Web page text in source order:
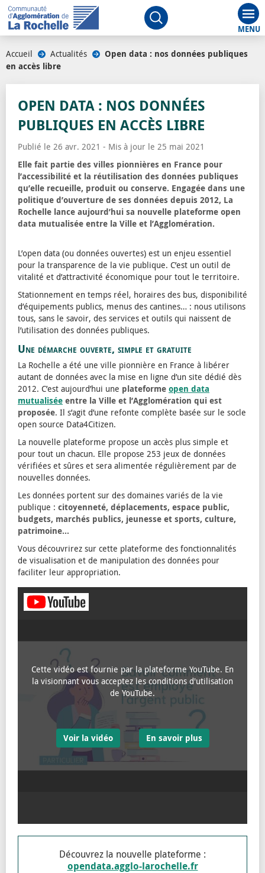
Ouvrir le moteur de
Accueil Actualités
Open data : nos données publiques
en accès libre
OPEN DATA : NOS DONNÉES
PUBLIQUES EN ACCÈS LIBRE
Publié le 26 avr. 2021 - Mis à jour le 25 mai 2021
Elle fait partie des villes pionnières en France pour
l’accessibilité et la réutilisation des données publiques
qu’elle recueille, produit ou conserve. Engagée dans une
politique d’ouverture de ses données depuis 2012, La
Rochelle lance aujourd’hui sa nouvelle plateforme open
data mutualisée entre la Ville et l’Agglomération.
L’open data (ou données ouvertes) est un enjeu essentiel
pour la transparence de la vie publique. C’est un outil de
vitalité et d’attractivité économique pour tout le territoire.
Stationnement en temps réel, horaires des bus, disponibilité
d’équipements publics, menus des cantines… : nous utilisons
tous, sans le savoir, des services et outils qui naissent de
l’utilisation des données publiques.
Une démarche ouverte, simple et gratuite
La Rochelle a été une ville pionnière en France à libérer
autant de données avec la mise en ligne d’un site dédié dès
2012. C’est aujourd’hui une plateforme open data
mutualisée entre la Ville et l’Agglomération qui est
proposée. Il s’agit d’une refonte complète basée sur le socle
open source Data4Citizen.
La nouvelle plateforme propose un accès plus simple et
pour tout un chacun. Elle propose 253 jeux de données
vérifiées et sûres et sera alimentée régulièrement par de
nouvelles données.
Les données portent sur des domaines variés de la vie
publique : citoyenneté, déplacements, espace public,
budgets, marchés publics, jeunesse et sports, culture,
patrimoine...
Vous découvrirez sur cette plateforme des fonctionnalités
de visualisation et de manipulation des données pour
faciliter leur appropriation.
Cette vidéo est fournie par la plateforme YouTube. En
la visionnant vous acceptez les conditions d'utilisation
de YouTube.
Voir la vidéo En savoir plus
Découvrez la nouvelle plateforme :
opendata.agglo-larochelle.fr